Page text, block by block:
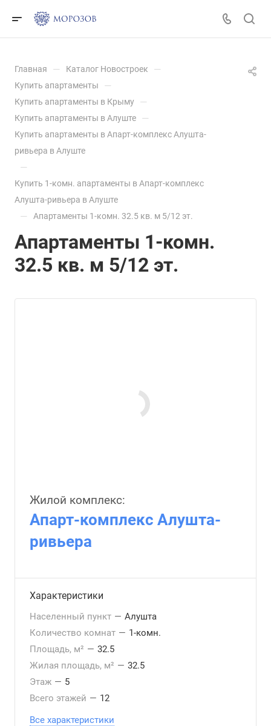
Главная — Каталог Новостроек —
Купить апартаменты —
Купить апартаменты в Крыму —
Купить апартаменты в Алуште —
Купить апартаменты в Апарт-комплекс Алушта-
ривьера в Алуште
—
Купить 1-комн. апартаменты в Апарт-комплекс
Алушта-ривьера в Алуште
— Апартаменты 1-комн. 32.5 кв. м 5/12 эт.
Апартаменты 1-комн.
32.5 кв. м 5/12 эт.
Жилой комплекс:
Апарт-комплекс Алушта-
ривьера
Характеристики
Населенный пункт — Алушта
Количество комнат — 1-комн.
Площадь, м² — 32.5
Жилая площадь, м² — 32.5
Этаж — 5
Всего этажей — 12
Все характеристики